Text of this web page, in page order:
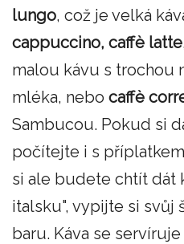
lungo, což je velká
cappuccino, caffè latte,
malou kávu s trochou
mléka, nebo caffè
Sambucou. Pokud si
počítejte i s
si ale budete chtít dát
italsku", vypijte si svůj
baru. Káva se